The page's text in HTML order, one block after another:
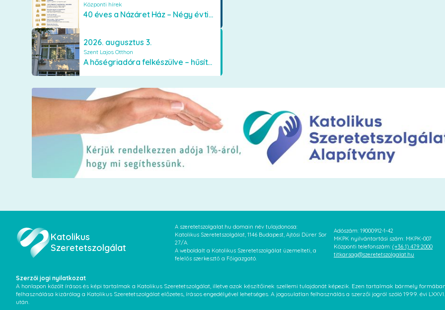
Központi hírek
40 éves a Názáret Ház – Négy évtized szeretetben és gondoskodásban
2026. augusztus 3.
Szent Lajos Otthon
A hőségriadóra felkészülve – hűsítő fejlesztések a Szent Lajos Otthonban
Katolikus
Szeretetszolgálat
A szeretetszolgalat.hu domain név tulajdonosa:
Katolikus Szeretetszolgálat, 1146 Budapest, Ajtósi Dürer Sor
27/A.
A weboldalt a Katolikus Szeretetszolgálat üzemelteti, a
felelős szerkesztő a Főigazgató.
Adószám: 19000912-1-42
MKPK nyilvántartási szám: MKPK-007
Központi telefonszám: (+36 1) 479 2000
titkarsag@szeretetszolgalat.hu
Szerzői jogi nyilatkozat
A honlapon közölt írásos és képi tartalmak a Katolikus Szeretetszolgálat, illetve azok készítőinek szellemi tulajdonát képezik. Ezen tartalmak bármely
felhasználása kizárólag a Katolikus Szeretetszolgálat előzetes, írásos engedélyével lehetséges. A jogosulatlan felhasználás a szerzői jogról szóló 1999. évi
után.